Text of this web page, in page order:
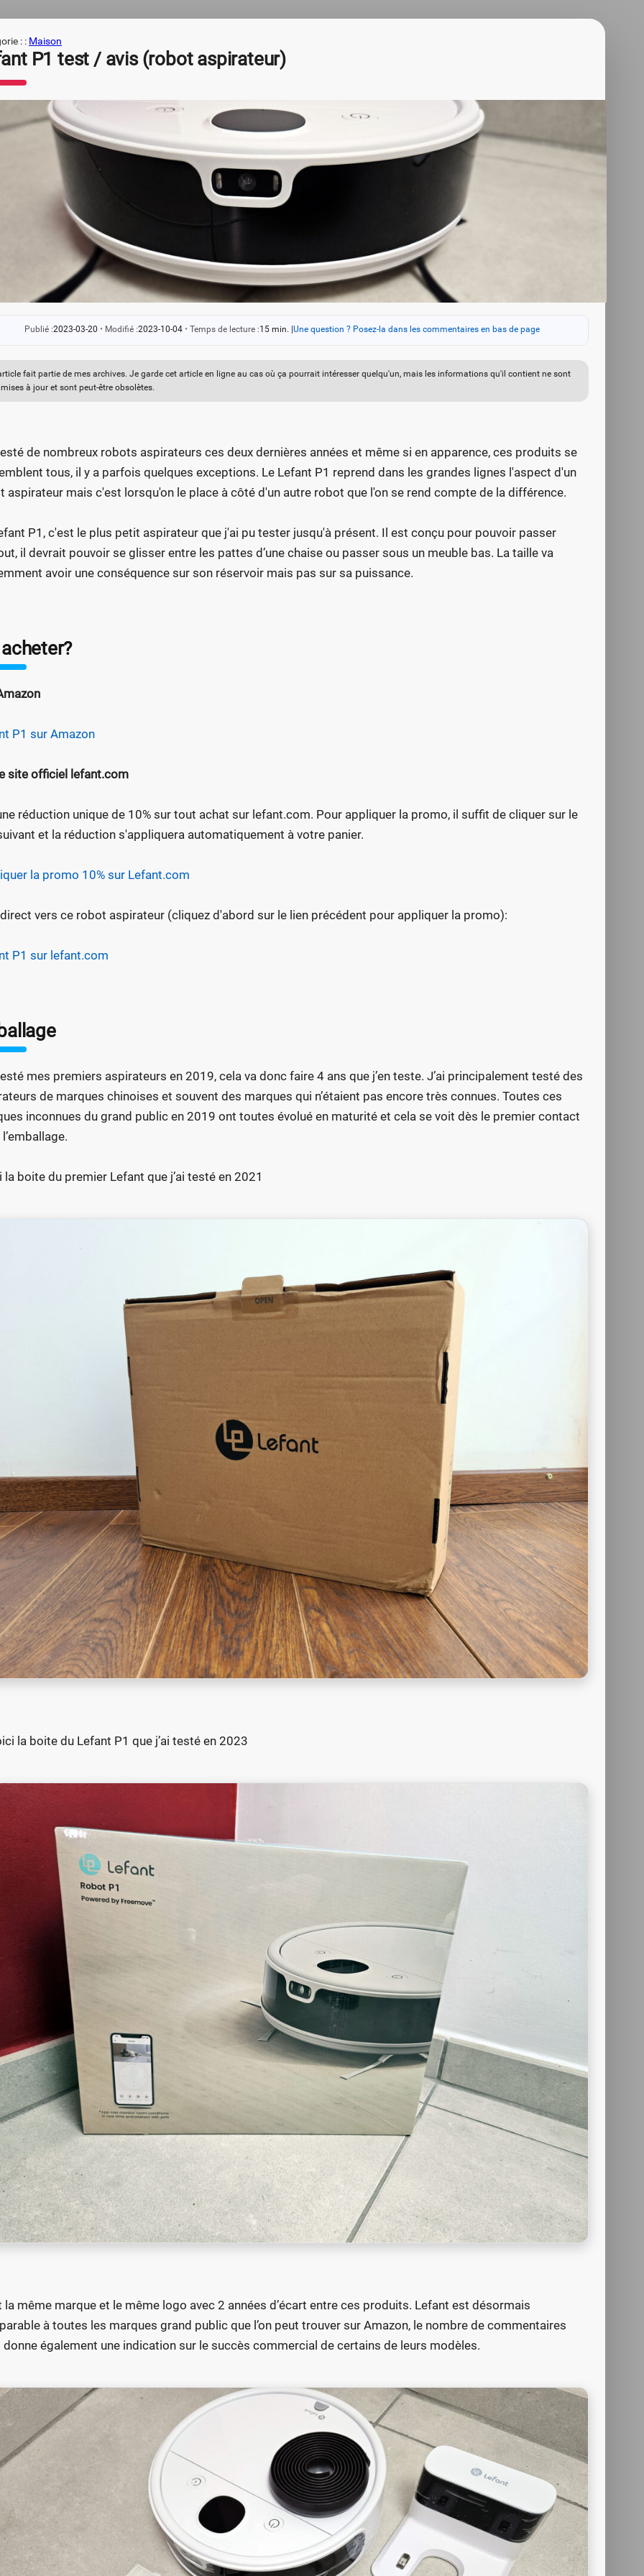
: : Maison
P1 test / avis (robot aspirateur)
Publié :2023-03-20 • Modifié :2023-10-04 • Temps de lecture :15 min. Une question ? Posez-la dans les commentaires en bas de page
fait partie de mes archives. Je garde cet article en ligne au cas où ça pourrait intéresser quelqu'un, mais les informations qu'il contient ne sont
à jour et sont peut-être obsolètes.
de nombreux robots aspirateurs ces deux dernières années et même si en apparence, ces produits se
tous, il y a parfois quelques exceptions. Le Lefant P1 reprend dans les grandes lignes l'aspect d'un
aspirateur mais c'est lorsqu'on le place à côté d'un autre robot que l'on se rend compte de la différence.
P1, c'est le plus petit aspirateur que j'ai pu tester jusqu'à présent. Il est conçu pour pouvoir passer
il devrait pouvoir se glisser entre les pattes d’une chaise ou passer sous un meuble bas. La taille va
avoir une conséquence sur son réservoir mais pas sur sa puissance.
P1 sur Amazon
site officiel lefant.com
réduction unique de 10% sur tout achat sur lefant.com. Pour appliquer la promo, il suffit de cliquer sur le
et la réduction s'appliquera automatiquement à votre panier.
la promo 10% sur Lefant.com
vers ce robot aspirateur (cliquez d'abord sur le lien précédent pour appliquer la promo):
P1 sur lefant.com
mes premiers aspirateurs en 2019, cela va donc faire 4 ans que j’en teste. J’ai principalement testé des
de marques chinoises et souvent des marques qui n’étaient pas encore très connues. Toutes ces
inconnues du grand public en 2019 ont toutes évolué en maturité et cela se voit dès le premier contact
la boite du premier Lefant que j’ai testé en 2021
la boite du Lefant P1 que j’ai testé en 2023
la même marque et le même logo avec 2 années d’écart entre ces produits. Lefant est désormais
à toutes les marques grand public que l’on peut trouver sur Amazon, le nombre de commentaires
donne également une indication sur le succès commercial de certains de leurs modèles.